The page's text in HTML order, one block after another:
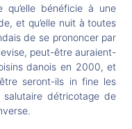
qu’elle bénéficie à une
et qu’elle nuit à toutes
de se prononcer par
peut-être auraient-
danois en 2000, et
seront-ils in fine les
salutaire détricotage de